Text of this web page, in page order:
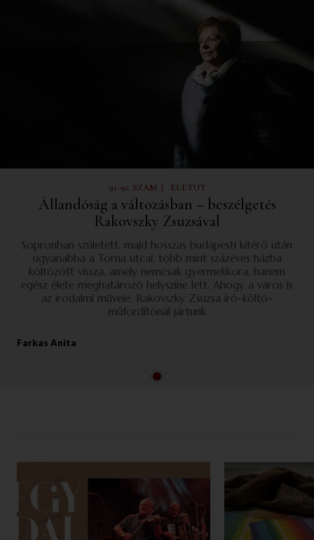
91-92. SZÁM | ÉLETÚT
Állandóság a változásban – beszélgetés
Rakovszky Zsuzsával
Sopronban született, majd hosszas budapesti kitérő után
ugyanabba a Torna utcai, több mint százéves házba
költözött vissza, amely nemcsak gyermekkora, hanem
egész élete meghatározó helyszíne lett. Ahogy a város is
az irodalmi műveié. Rakovszky Zsuzsa író-költő-
műfordítónál jártunk
Farkas Anita